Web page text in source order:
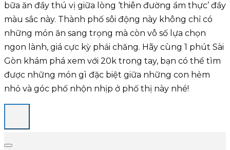
bữa ăn đầy thú vị giữa lòng ‘thiên đường ẩm thực’ đầy
màu sắc này. Thành phố sôi động này không chỉ có
những món ăn sang trọng mà còn vô số lựa chọn
ngon lành, giá cực kỳ phải chăng. Hãy cùng 1 phút Sài
Gòn khám phá xem với 20k trong tay, bạn có thể tìm
được những món gì đặc biệt giữa những con hẻm
nhỏ và góc phố nhộn nhịp ở phố thị này nhé!